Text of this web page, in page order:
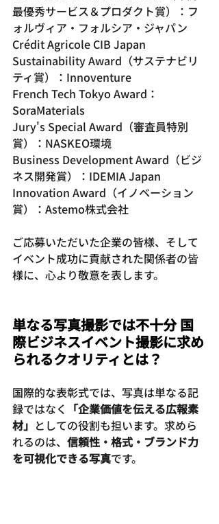
最優秀サービス＆プロダクト賞）：フ
ォルヴィア・フォルシア・ジャパン
Crédit Agricole CIB Japan
Sustainability Award（サステナビリ
ティ賞）：Innoventure
French Tech Tokyo Award：
SoraMaterials
Jury's Special Award（審査員特別
賞）：NASKEO環境
Business Development Award（ビジ
ネス開発賞）：IDEMIA Japan
Innovation Award（イノベーション
賞）：Astemo株式会社
ご応募いただいた企業の皆様、そして
イベント成功に貢献された関係者の皆
様に、心より敬意を表します。
単なる写真撮影では不十分 国
際ビジネスイベント撮影に求め
られるクオリティとは？
国際的な表彰式では、写真は単なる記
録ではなく 「企業価値を伝える広報素
材」 としての役割も担います。求めら
れるのは、 信頼性・格式・ブランド力
を可視化できる写真です。